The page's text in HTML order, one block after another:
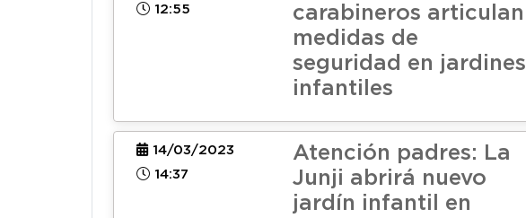
12:55
carabineros articulan
medidas de
seguridad en jardines
infantiles
14/03/2023
14:37
Atención padres: La
Junji abrirá nuevo
jardín infantil en